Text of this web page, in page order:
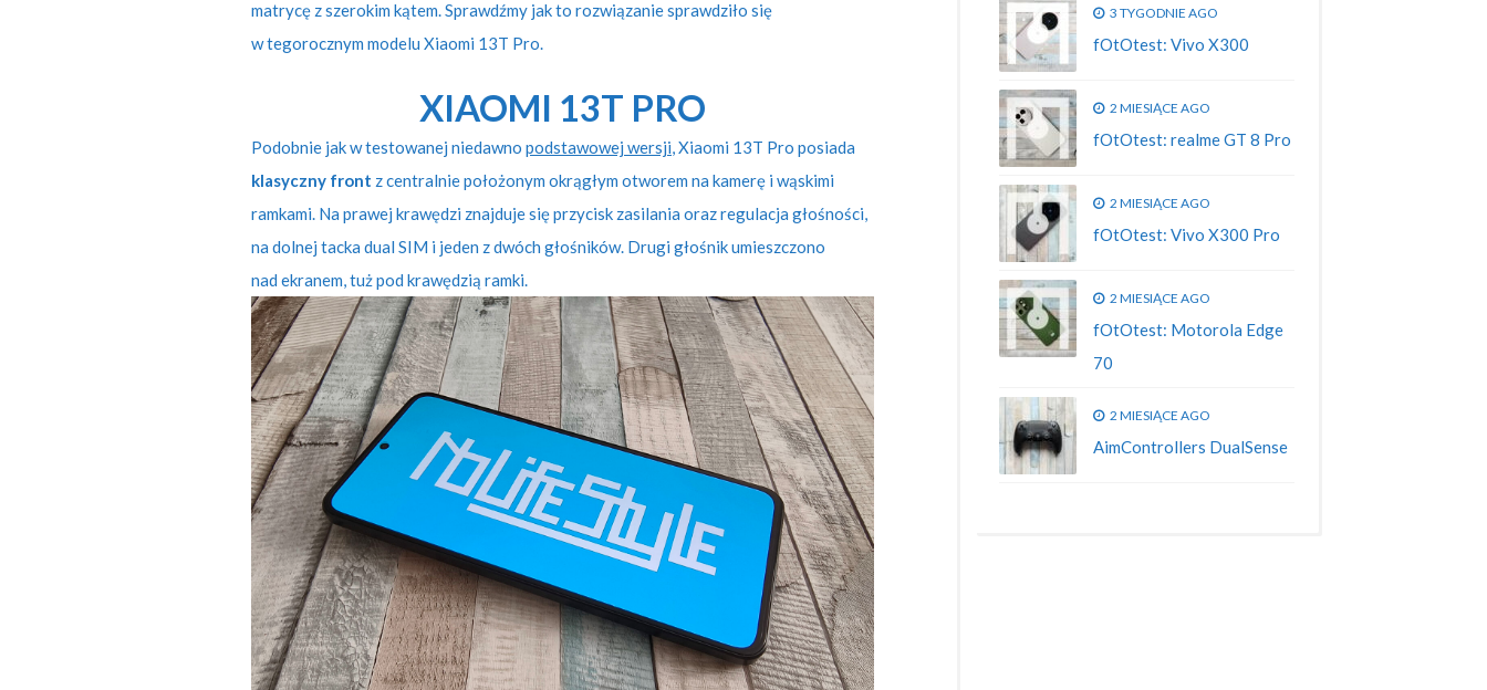
matrycę z szerokim kątem. Sprawdźmy jak to rozwiązanie sprawdziło się
w tegorocznym modelu Xiaomi 13T Pro.
XIAOMI 13T PRO
Podobnie jak w testowanej niedawno podstawowej wersji, Xiaomi 13T Pro posiada
klasyczny front z centralnie położonym okrągłym otworem na kamerę i wąskimi
ramkami. Na prawej krawędzi znajduje się przycisk zasilania oraz regulacja głośności,
na dolnej tacka dual SIM i jeden z dwóch głośników. Drugi głośnik umieszczono
nad ekranem, tuż pod krawędzią ramki.
3 TYGODNIE AGO
fOtOtest: Vivo X300
2 MIESIĄCE AGO
fOtOtest: realme GT 8 Pro
2 MIESIĄCE AGO
fOtOtest: Vivo X300 Pro
2 MIESIĄCE AGO
fOtOtest: Motorola Edge
70
2 MIESIĄCE AGO
AimControllers DualSense